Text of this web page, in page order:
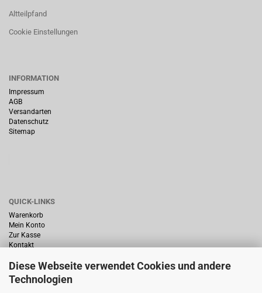
Diese Webseite verwendet Cookies und andere
Technologien
Altteilpfand
Cookie Einstellungen
INFORMATION
Impressum
AGB
Versandarten
Datenschutz
Sitemap
QUICK-LINKS
Warenkorb
Mein Konto
Zur Kasse
Kontakt